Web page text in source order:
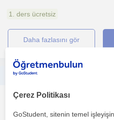
1. ders ücretsiz
daha fazlasını gör
Almanca
Bursal
Çerez Politikası
GoStudent, sitenin temel